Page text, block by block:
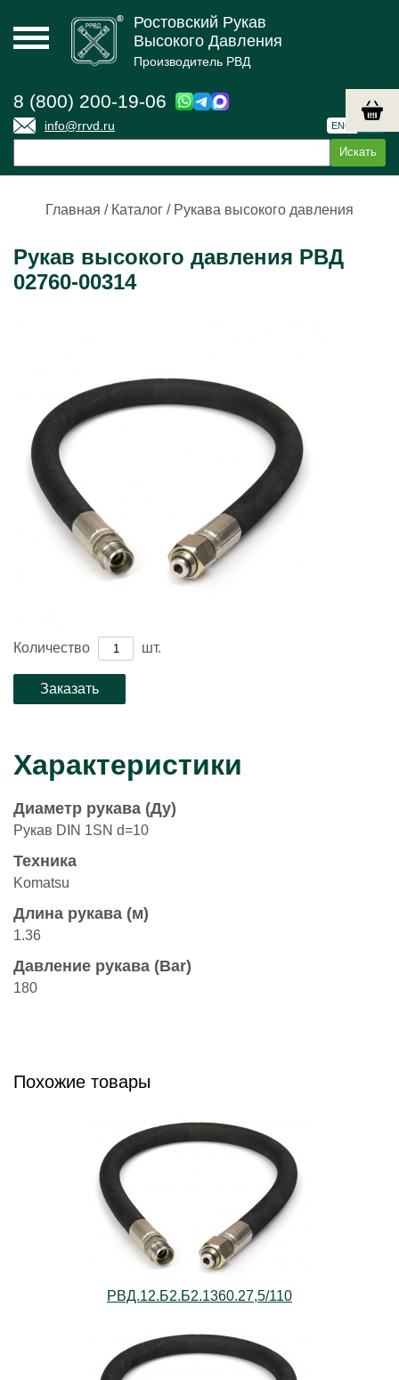
Ростовский Рукав
Высокого Давления
Производитель РВД
8 (800) 200-19-06
info@rrvd.ru ENG
Главная / Каталог / Рукава высокого давления
Рукав высокого давления РВД
02760-00314
Количество шт.
Характеристики
Диаметр рукава (Ду)
Рукав DIN 1SN d=10
Техника
Komatsu
Длина рукава (м)
1.36
Давление рукава (Bar)
180
Похожие товары
РВД.12.Б2.Б2.1360.27,5/110